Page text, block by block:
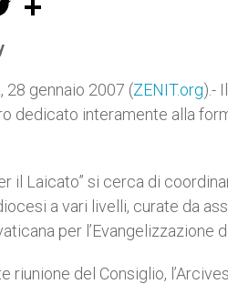
w
r
28 gennaio 2007 (ZENIT.org).-
dedicato interamente alla
il Laicato” si cerca di
a vari livelli, curate da
per l’Evangelizzazione
riunione del Consiglio,